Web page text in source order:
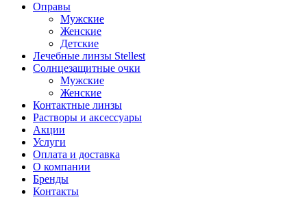
Оправы
Мужские
Женские
Детские
Лечебные линзы Stellest
Солнцезащитные очки
Мужские
Женские
Контактные линзы
Растворы и аксессуары
Акции
Услуги
Оплата и доставка
О компании
Бренды
Контакты